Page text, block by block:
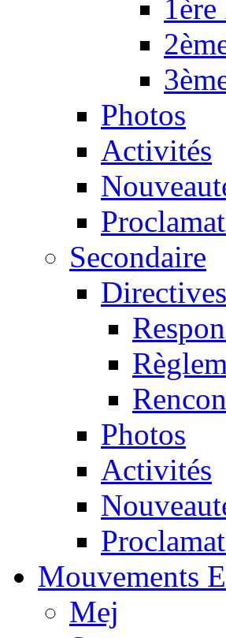
Photos
Activités
Secondaire
Directives
Photos
Activités
Mouvements
Mej